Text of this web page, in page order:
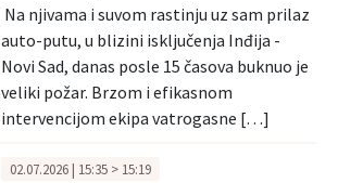
Na njivama i suvom rastinju uz sam prilaz
auto-putu, u blizini isključenja Inđija -
Novi Sad, danas posle 15 časova buknuo je
veliki požar. Brzom i efikasnom
intervencijom ekipa vatrogasne […]
02.07.2026 | 15:35 > 15:19